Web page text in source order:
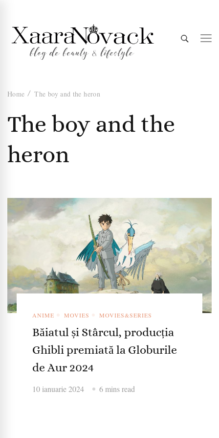
Xaara
Novack
Home The boy and the heron
The boy and the
heron
ANIME MOVIES MOVIES&SERIES
Băiatul și Stârcul, producția
Ghibli premiată la Globurile
de Aur 2024
10 ianuarie 2024 6 mins read